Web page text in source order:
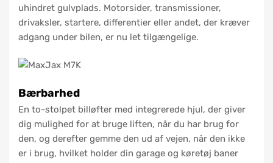
uhindret gulvplads. Motorsider, transmissioner,
drivaksler, startere, differentier eller andet, der kræver
adgang under bilen, er nu let tilgængelige.
Bærbarhed
En to-stolpet billøfter med integrerede hjul, der giver
dig mulighed for at bruge liften, når du har brug for
den, og derefter gemme den ud af vejen, når den ikke
er i brug, hvilket holder din garage og køretøj baner